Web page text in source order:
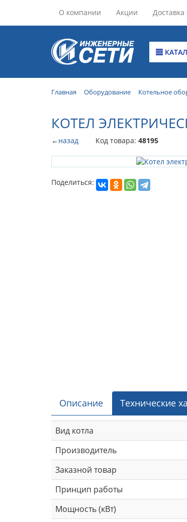
О компании Акции Доставка
Главная Оборудование Котельное
КОТЕЛ
←назад Код товара: 48195
Поделиться:
Описание Технические
Вид котла
Производитель
Заказной товар
Принцип работы
Мощность (кВт)